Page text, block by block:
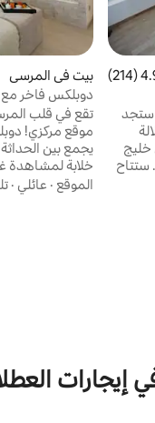
4.98 من 5، 214 مراجعات
4.98
3 أشخاص. ستجد
خليج
ستتاح
بيت في المرسى
دوبلكس فاخر مع
تقع في قلب
موقع مركزي!
يجمع بين
خلابة لمشاهدة
ستكون على بعد
الشاطئ
الموقع · عائلي ·
إيجارات